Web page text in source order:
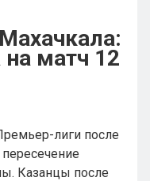
на матч 12
лиги после
Казанцы после